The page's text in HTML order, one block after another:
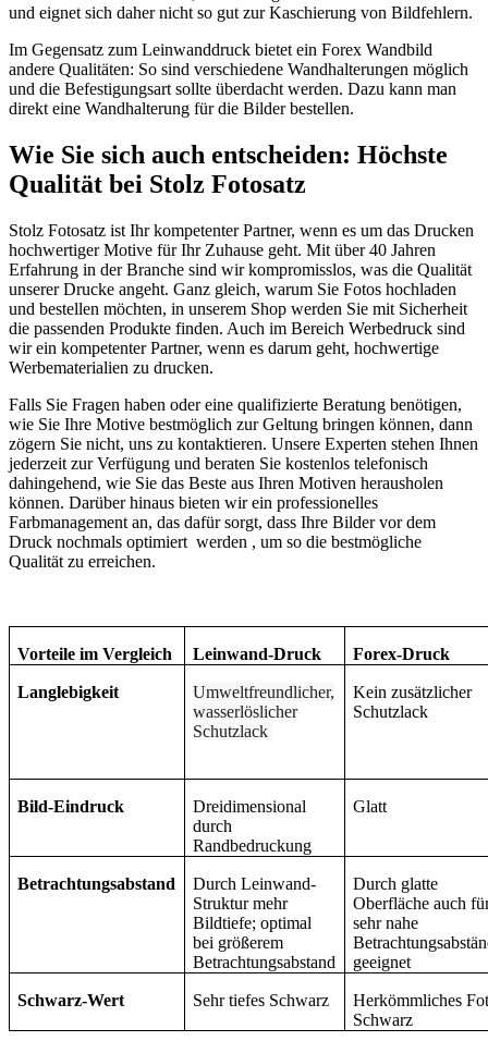
und eignet sich daher nicht so gut zur Kaschierung von Bildfehlern.
Im Gegensatz zum Leinwanddruck bietet ein Forex Wandbild
andere Qualitäten: So sind verschiedene Wandhalterungen möglich
und die Befestigungsart sollte überdacht werden. Dazu kann man
direkt eine Wandhalterung für die Bilder bestellen.
Wie Sie sich auch entscheiden: Höchste
Qualität bei Stolz Fotosatz
Stolz Fotosatz ist Ihr kompetenter Partner, wenn es um das Drucken
hochwertiger Motive für Ihr Zuhause geht. Mit über 40 Jahren
Erfahrung in der Branche sind wir kompromisslos, was die Qualität
unserer Drucke angeht. Ganz gleich, warum Sie Fotos hochladen
und bestellen möchten, in unserem Shop werden Sie mit Sicherheit
die passenden Produkte finden. Auch im Bereich Werbedruck sind
wir ein kompetenter Partner, wenn es darum geht, hochwertige
Werbematerialien zu drucken.
Falls Sie Fragen haben oder eine qualifizierte Beratung benötigen,
wie Sie Ihre Motive bestmöglich zur Geltung bringen können, dann
zögern Sie nicht, uns zu kontaktieren. Unsere Experten stehen Ihnen
jederzeit zur Verfügung und beraten Sie kostenlos telefonisch
dahingehend, wie Sie das Beste aus Ihren Motiven herausholen
können. Darüber hinaus bieten wir ein professionelles
Farbmanagement an, das dafür sorgt, dass Ihre Bilder vor dem
Druck nochmals optimiert werden , um so die bestmögliche
Qualität zu erreichen.
Vorteile im Vergleich Leinwand-Druck Forex-Druck
Langlebigkeit
Umweltfreundlicher,
wasserlöslicher
Schutzlack
Kein zusätzlicher
Schutzlack
Bild-Eindruck
Dreidimensional
durch
Randbedruckung
Glatt
Betrachtungsabstand
Durch Leinwand-
Struktur mehr
Bildtiefe; optimal
bei größerem
Betrachtungsabstand
Durch glatte
Oberfläche auch
sehr nahe
geeignet
Schwarz-Wert Sehr tiefes Schwarz
Herkömmliches
Schwarz